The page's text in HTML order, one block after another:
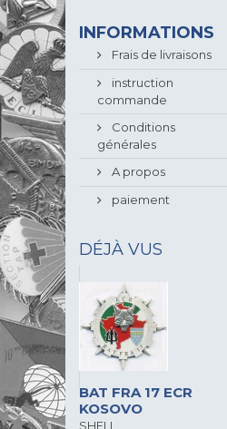
INFORMATIONS
Frais de livraisons
instruction
commande
Conditions
générales
A propos
paiement
DÉJÀ VUS
BAT FRA 17 ECR
KOSOVO
SHELI